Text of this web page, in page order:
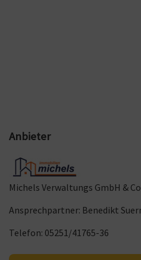
Anbieter
Michels Verwaltungs GmbH &
Ansprechpartner: Benedikt
Telefon: 05251/41765-36